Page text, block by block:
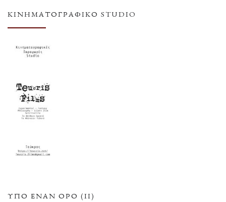
ΚΙΝΗΜΑΤΟΓΡΑΦΙΚΌ STUDIO
ΥΠΌ ΈΝΑΝ ΌΡΟ (ΙΙ)